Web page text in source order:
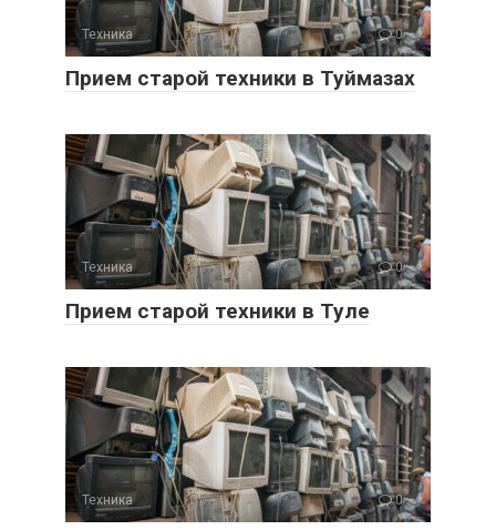
Техника 0
Прием старой техники в Туймазах
Техника 0
Прием старой техники в Туле
Техника 0